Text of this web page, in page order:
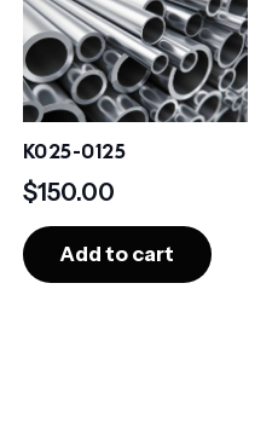
K025-0125
$150.00
Add to cart